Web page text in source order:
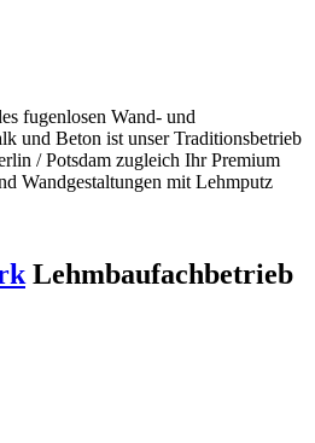
fugenlosen Wand- und
und Beton ist unser Traditionsbetrieb
/ Potsdam zugleich Ihr Premium
Wandgestaltungen mit Lehmputz
Lehmbaufachbetrieb